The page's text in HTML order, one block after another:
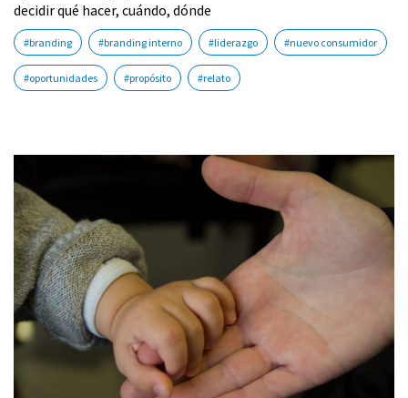
decidir qué hacer, cuándo, dónde
#branding #branding interno #liderazgo #nuevo consumidor
#oportunidades #propósito #relato